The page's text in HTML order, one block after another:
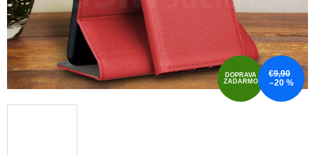
DOPRAVA
ZADARMO
€9,90
–20 %